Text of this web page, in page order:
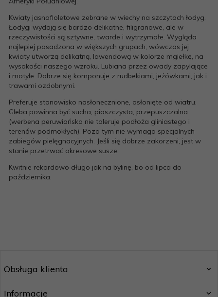
Kwiaty jasnofioletowe zebrane w wiechy na szczytach łodyg.
Łodygi wydają się bardzo delikatne, filigranowe, ale w
rzeczywistości są sztywne, twarde i wytrzymałe. Wygląda
najlepiej posadzona w większych grupach, wówczas jej
kwiaty utworzą delikatną, lawendową w kolorze mgiełkę, na
wysokości naszego wzroku. Lubiana przez owady zapylające
i motyle. Dobrze się komponuje z rudbekiami, jeżówkami, jak i
trawami ozdobnymi.
Preferuje stanowisko nasłonecznione, osłonięte od wiatru.
Gleba powinna być sucha, piaszczysta, przepuszczalna
(werbena peruwiańska nie toleruje podłoża gliniastego i
terenów podmokłych). Poza tym nie wymaga specjalnych
zabiegów pielęgnacyjnych. Jeśli się dobrze zakorzeni, jest w
stanie przetrwać okresowe susze.
Kwitnie rekordowo długo jak na bylinę, bo od lipca do
października.
Obsługa klienta
Informacje